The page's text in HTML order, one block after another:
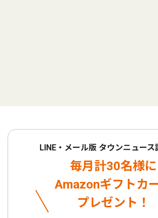
LINE・メール版 タウンニュース
毎月計30名様に
Amazonギフトカ
プレゼント！